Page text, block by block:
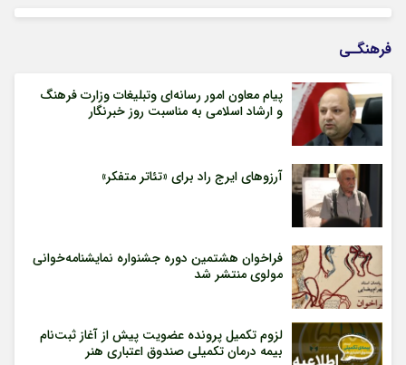
فرهنگـی
پیام معاون امور رسانه‌ای وتبلیغات وزارت فرهنگ
و ارشاد اسلامی به مناسبت روز خبرنگار
آرزوهای ایرج راد برای «تئاتر متفکر»
فراخوان هشتمین دوره جشنواره نمایشنامه‌خوانی
مولوی منتشر شد
لزوم تکمیل پرونده عضویت پیش از آغاز ثبت‌نام
بیمه درمان تکمیلی صندوق اعتباری هنر